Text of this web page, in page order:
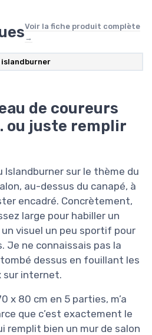
Voir la fiche produit complète
→
islandburner
de coureurs
ou juste remplir
Islandburner sur le thème du
au-dessus du canapé, à
encadré. Concrètement,
large pour habiller un
visuel un peu sportif pour
Je ne connaissais pas la
dessus en fouillant les
sur internet.
x 80 cm en 5 parties, m’a
que c’est exactement le
remplit bien un mur de salon